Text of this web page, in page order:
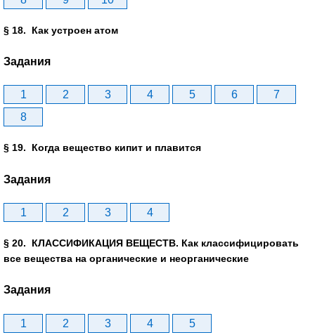
§ 18. Как устроен атом
Задания
1 2 3 4 5 6
7
8
§ 19. Когда вещество кипит и плавится
Задания
1 2 3 4
§ 20. КЛАССИФИКАЦИЯ ВЕЩЕСТВ. Как классифицировать
все вещества на органические и неорганические
Задания
1 2 3 4 5